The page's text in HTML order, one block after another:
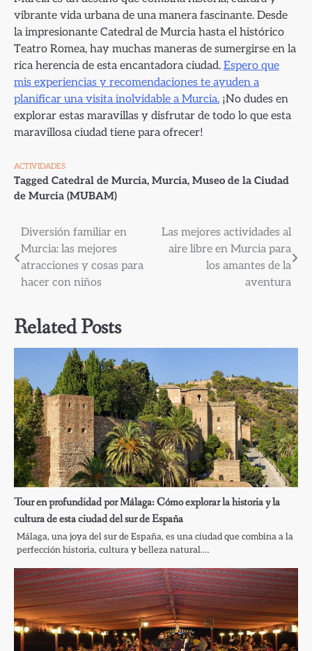
vibrante vida urbana de una manera fascinante. Desde
la impresionante Catedral de Murcia hasta el histórico
Teatro Romea, hay muchas maneras de sumergirse en la
rica herencia de esta encantadora ciudad. Espero que
mis experiencias y recomendaciones te ayuden a
planificar una visita inolvidable a Murcia. ¡No dudes en
explorar estas maravillas y disfrutar de todo lo que esta
maravillosa ciudad tiene para ofrecer!
ACTIVIDADES
Tagged Catedral de Murcia, Murcia, Museo de la Ciudad
de Murcia (MUBAM)
Navegación
de
entradas
Diversión familiar en
Murcia: las mejores
atracciones y cosas para
hacer con niños
Las mejores actividades al
aire libre en Murcia para
los amantes de la
aventura
Related Posts
Tour en profundidad por Málaga: Cómo explorar la historia y la
cultura de esta ciudad del sur de España
Málaga, una joya del sur de España, es una ciudad que combina a la
perfección historia, cultura y belleza natural.…